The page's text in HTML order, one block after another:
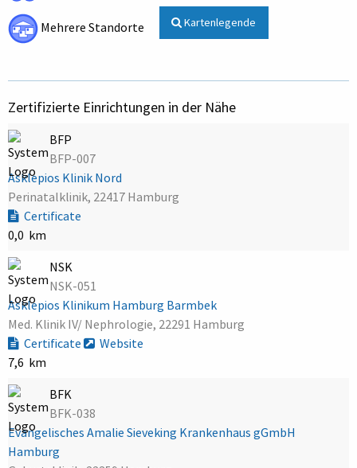
Mehrere Standorte Kartenlegende
Zertifizierte Einrichtungen in der Nähe
BFP
BFP-007
Asklepios Klinik Nord
Perinatalklinik, 22417 Hamburg
Certificate
0,0 km
NSK
NSK-051
Asklepios Klinikum Hamburg Barmbek
Med. Klinik IV/ Nephrologie, 22291 Hamburg
Certificate
Website
7,6 km
BFK
BFK-038
Evangelisches Amalie Sieveking Krankenhaus gGmbH
Hamburg